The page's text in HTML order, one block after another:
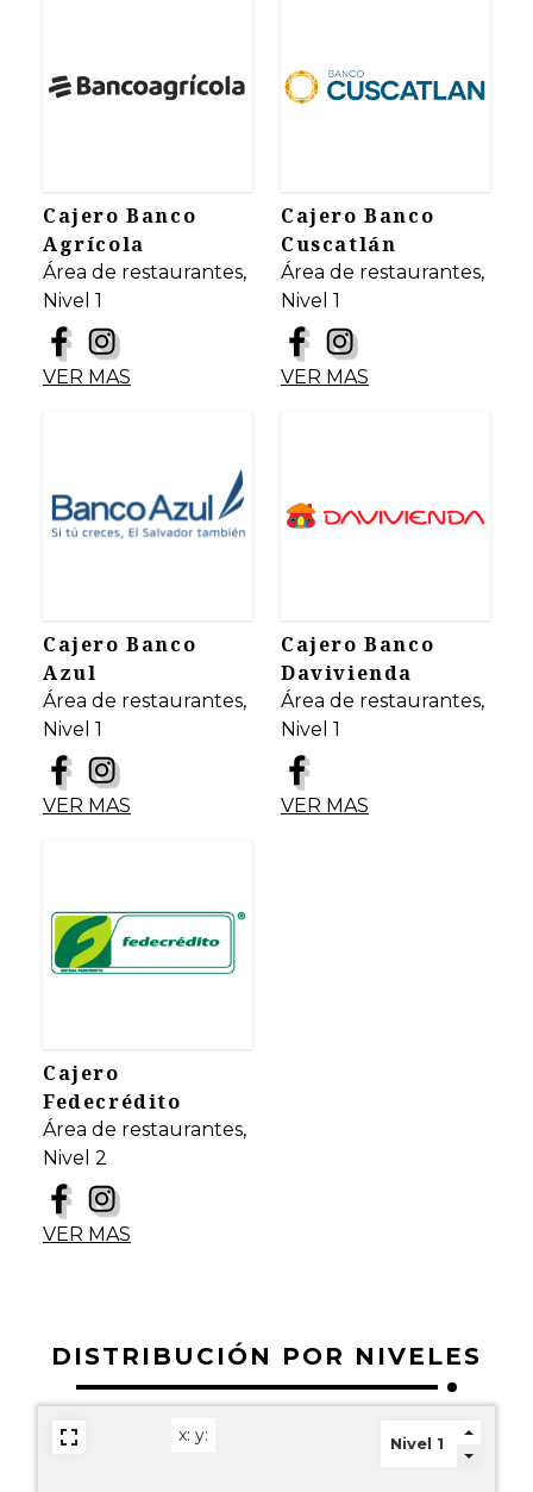
Cajero Banco
Agrícola
Área de restaurantes,
Nivel 1
VER MAS
Cajero Banco
Cuscatlán
Área de restaurantes,
Nivel 1
VER MAS
Cajero Banco
Azul
Área de restaurantes,
Nivel 1
VER MAS
Cajero Banco
Davivienda
Área de restaurantes,
Nivel 1
VER MAS
Cajero
Fedecrédito
Área de restaurantes,
Nivel 2
VER MAS
DISTRIBUCIÓN POR NIVELES
x: y: